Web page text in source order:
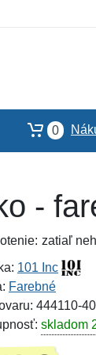
0
-
zatiaľ
101 Inc
Farebné
444110-
skladom